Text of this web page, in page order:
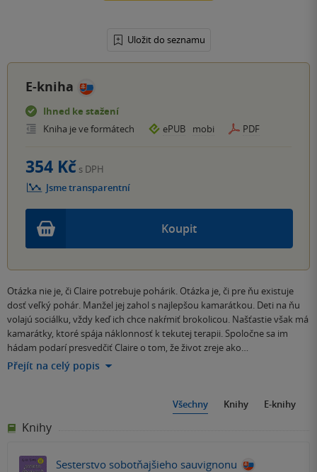
Uložit do seznamu
E-kniha
Ihned ke stažení
Kniha je ve formátech
ePUB mobi PDF
Koupit
354 Kč s DPH
Jsme transparentní
Otázka nie je, či Claire potrebuje pohárik. Otázka je, či pre ňu existuje
dosť veľký pohár. Manžel jej zahol s najlepšou kamarátkou. Deti na ňu
volajú sociálku, vždy keď ich chce nakŕmiť brokolicou. Našťastie však má
kamarátky, ktoré spája náklonnosť k tekutej terapii. Spoločne sa im
hádam podarí presvedčiť Claire o tom, že život zreje ako…
Přejít na celý popis
Všechny Knihy E-knihy
Knihy
Sesterstvo sobotňajšieho sauvignonu